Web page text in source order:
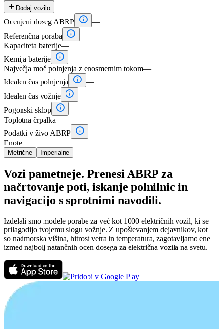
 Dodaj vozilo
Ocenjeni doseg ABRP  —
Referenčna poraba
 —
Kapaciteta baterije—
Kemija baterije  —
Največja moč polnjenja z enosmernim tokom—
Idealen čas polnjenja
 —
Idealen čas vožnje  —
Pogonski sklop  —
Toplotna črpalka—
Podatki v živo ABRP  —
Enote
Metrične Imperialne
Vozi pametneje. Prenesi ABRP za
načrtovanje poti, iskanje polnilnic in
navigacijo s sprotnimi navodili.
Izdelali smo modele porabe za več kot 1000 električnih vozil, ki se
prilagodijo tvojemu slogu vožnje. Z upoštevanjem dejavnikov, kot
so nadmorska višina, hitrost vetra in temperatura, zagotavljamo ene
izmed najbolj natančnih ocen dosega za električna vozila na svetu.